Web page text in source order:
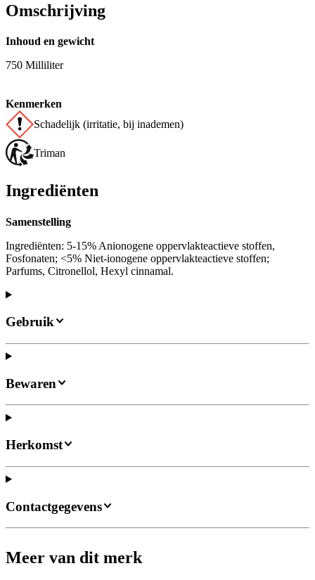
Omschrijving
Inhoud en gewicht
750 Milliliter
Kenmerken
Schadelijk (irritatie, bij inademen)
Triman
Ingrediënten
Samenstelling
Ingrediënten: 5-15% Anionogene oppervlakteactieve stoffen,
Fosfonaten; <5% Niet-ionogene oppervlakteactieve stoffen;
Parfums, Citronellol, Hexyl cinnamal.
Gebruik
Bewaren
Herkomst
Contactgegevens
Meer van dit merk